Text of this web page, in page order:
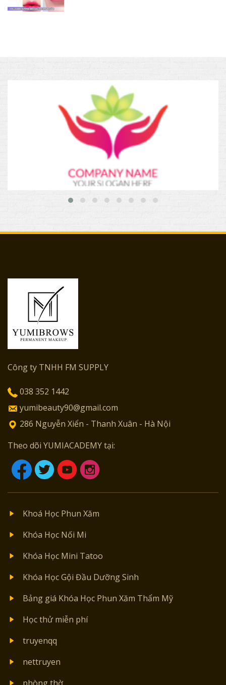
Công ty TNHH FM SUPPLY
038 352 1442
yumibeauty90@gmail.com
286 Nguyễn Xiển - Thanh Xuân - Hà Nội
Theo dõi YUMIACADEMY tại:
Khoá Học Phun Xăm
Khóa Học Nối Mi
Khóa Học Mini Tatoo
Khóa Học Gội Đầu Dưỡng Sinh
Bảng giá Khóa Học Phun Xăm Thẩm Mỹ
Học thử miễn phí
truyenqq
nettruyen